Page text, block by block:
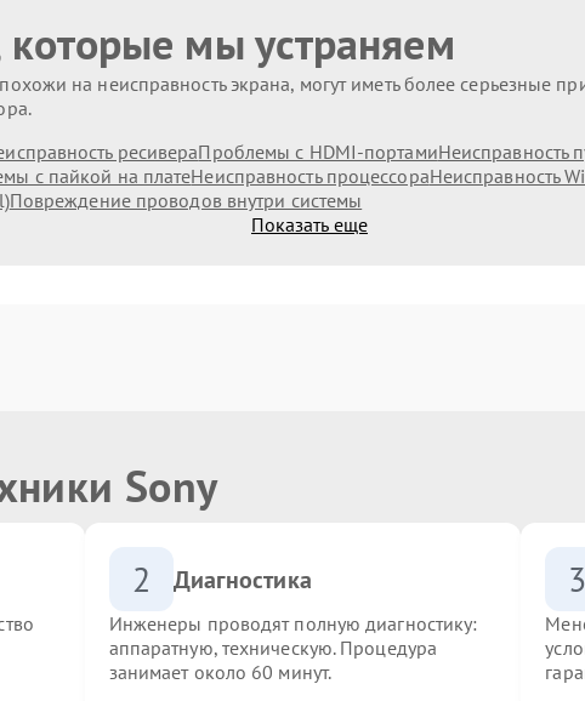
мы устраняем
на неисправность экрана, могут иметь более серьезные
ресивераПроблемы с HDMI-портамиНеисправность
с пайкой на платеНеисправность процессораНеисправность
Повреждение проводов внутри системы
Показать еще
Sony
2 Диагностика
Инженеры проводят полную диагностику:
аппаратную, техническую. Процедура
занимает около 60 минут.
3